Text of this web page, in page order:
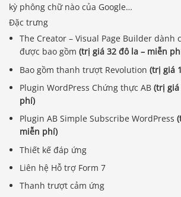
kỳ phông chữ nào của Google…
Đặc trưng
The Creator – Visual Page Builder dành
được bao gồm(trị giá 32 đô la – miễn
Bao gồm thanh trượt Revolution(trị giá
Plugin WordPress Chứng thực AB(trị giá
phí)
Plugin AB Simple Subscribe WordPress
miễn phí)
Thiết kế đáp ứng
Liên hệ Hỗ trợ Form 7
Thanh trượt cảm ứng